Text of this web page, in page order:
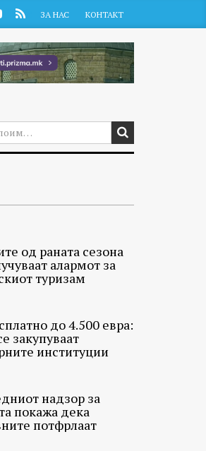
RSS ЗА НАС КОНТАКТ
од раната сезона
алармот за
туризам
до 4.500 евра:
закупуваат
институции
надзор за
покажа дека
потфрлаат